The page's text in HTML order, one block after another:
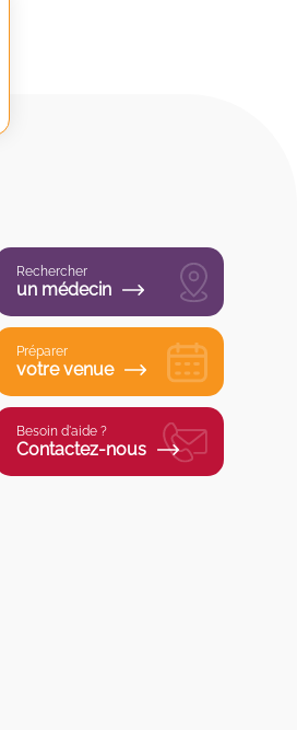
Rechercher
un médecin
Préparer
votre venue
Besoin d'aide ?
Contactez-nous